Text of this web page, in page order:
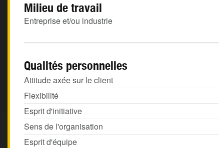
Milieu de travail
Entreprise et/ou industrie
Qualités personnelles
Attitude axée sur le client
Flexibilité
Esprit d'initiative
Sens de l'organisation
Esprit d'équipe